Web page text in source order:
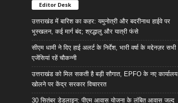
Editor Desk
उत्तराखंड में बारिश का कहर: यमुनोत्री और बदरीनाथ हाईवे पर
भूस्खलन, कई मार्ग बंद; श्रद्धालु और यात्री फंसे
सीएम धामी ने दिए हाई अलर्ट के निर्देश, भारी वर्षा के मद्देनज़र सभी
एजेंसियां रहें चौकन्नी
उत्तराखंड को मिल सकती है बड़ी सौगात, EPFO के नए कार्यालय
खोलने पर केंद्र सरकार विचाररत
30 सितंबर डेडलाइन: पीएम आवास योजना के लंबित आवास जल्द